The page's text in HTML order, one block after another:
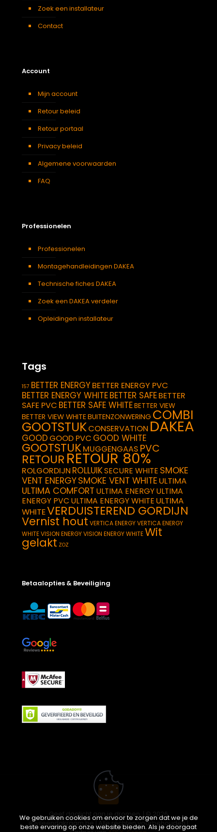
Zoek een installateur
Contact
Account
Mijn account
Retour beleid
Retour portaal
Privacy beleid
Algemene voorwaarden
FAQ
Professionelen
Professionelen
Montagehandleidingen DAKEA
Technische fiches DAKEA
Zoek een DAKEA verdeler
Opleidingen installateur
Tags
157 BETTER ENERGYBETTER ENERGY PVC
BETTER ENERGY WHITEBETTER SAFEBETTER
SAFE PVC BETTER SAFE WHITEBETTER VIEW
BETTER VIEW WHITEBUITENZONWERING COMBI
GOOTSTUKCONSERVATION DAKEA
GOOD GOOD PVC GOOD WHITE
GOOTSTUKMUGGENGAAS PVC
RETOUR RETOUR 80%
ROLGORDIJN ROLLUIKSECURE WHITE SMOKE
VENT ENERGYSMOKE VENT WHITE ULTIMA
ULTIMA COMFORT ULTIMA ENERGYULTIMA
ENERGY PVC ULTIMA ENERGY WHITE ULTIMA
WHITEVERDUISTEREND GORDIJN
Vernist hout VERTICA ENERGYVERTICA ENERGY
WHITEVISION ENERGYVISION ENERGY WHITEWit
gelakt ZOZ
Betaalopties & Beveiliging
Geef daglicht aan je dromen. | © 2026
ikwileendakraam.be | Alle rechten voorbehouden |
We gebruiken cookies om ervoor te zorgen dat we je de
beste ervaring op onze website bieden. Als je doorgaat